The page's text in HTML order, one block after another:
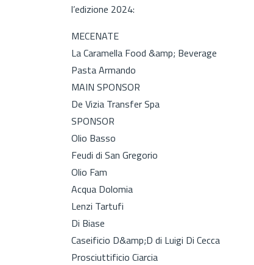
l’edizione 2024:
MECENATE
La Caramella Food &amp; Beverage
Pasta Armando
MAIN SPONSOR
De Vizia Transfer Spa
SPONSOR
Olio Basso
Feudi di San Gregorio
Olio Fam
Acqua Dolomia
Lenzi Tartufi
Di Biase
Caseificio D&amp;D di Luigi Di Cecca
Prosciuttificio Ciarcia